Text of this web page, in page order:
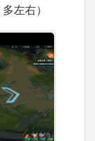
左右）